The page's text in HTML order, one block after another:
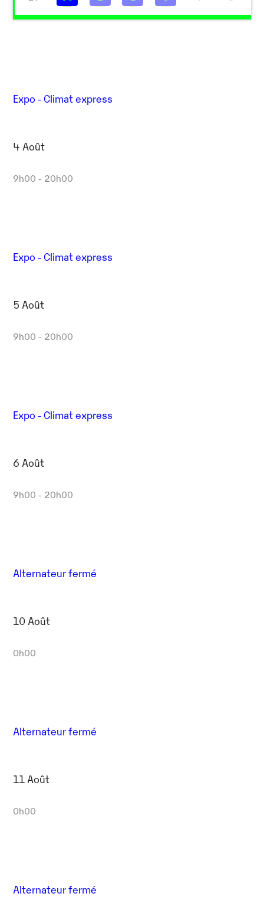
Expo - Climat express
4 Août
9h00 - 20h00
Expo - Climat express
5 Août
9h00 - 20h00
Expo - Climat express
6 Août
9h00 - 20h00
Alternateur fermé
10 Août
0h00
Alternateur fermé
11 Août
0h00
Alternateur fermé